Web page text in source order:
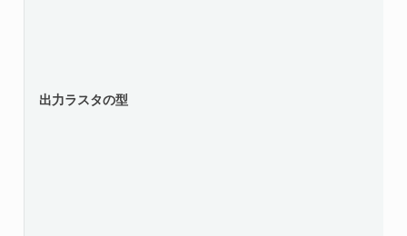
出力ラスタの型